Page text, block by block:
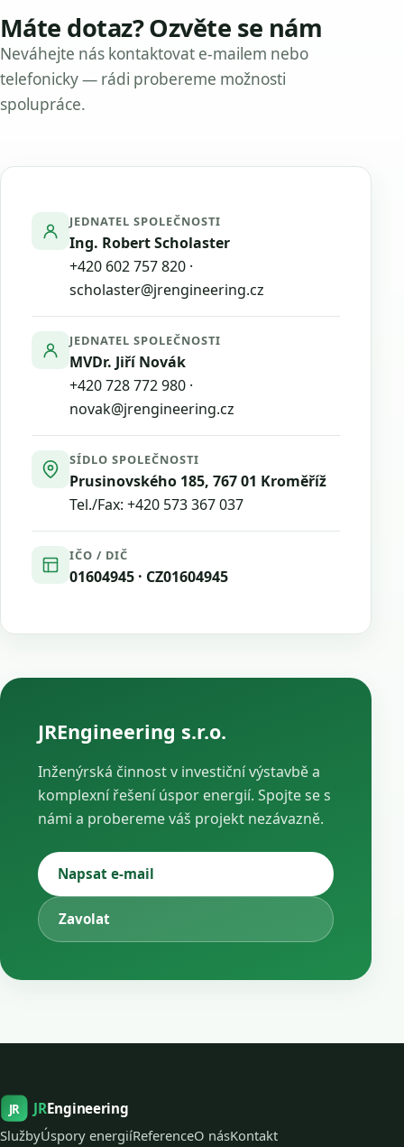
Máte dotaz? Ozvěte se nám
Neváhejte nás kontaktovat e-mailem nebo
telefonicky — rádi probereme možnosti
spolupráce.
JEDNATEL SPOLEČNOSTI
Ing. Robert Scholaster
+420 602 757 820 ·
scholaster@jrengineering.cz
JEDNATEL SPOLEČNOSTI
MVDr. Jiří Novák
+420 728 772 980 ·
novak@jrengineering.cz
SÍDLO SPOLEČNOSTI
Prusinovského 185, 767 01 Kroměříž
Tel./Fax: +420 573 367 037
IČO / DIČ
01604945 · CZ01604945
JREngineering s.r.o.
Inženýrská činnost v investiční výstavbě a
komplexní řešení úspor energií. Spojte se s
námi a probereme váš projekt nezávazně.
Napsat e-mail
Zavolat
JR JREngineering
SlužbyÚspory energiíReferenceO násKontakt